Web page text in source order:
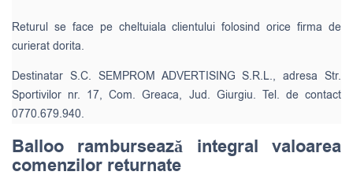
Returul se face pe cheltuiala clientului folosind orice firma de
curierat dorita.
Destinatar S.C. SEMPROM ADVERTISING S.R.L., adresa Str.
Sportivilor nr. 17, Com. Greaca, Jud. Giurgiu. Tel. de contact
0770.679.940.
Balloo rambursează integral valoarea
comenzilor returnate